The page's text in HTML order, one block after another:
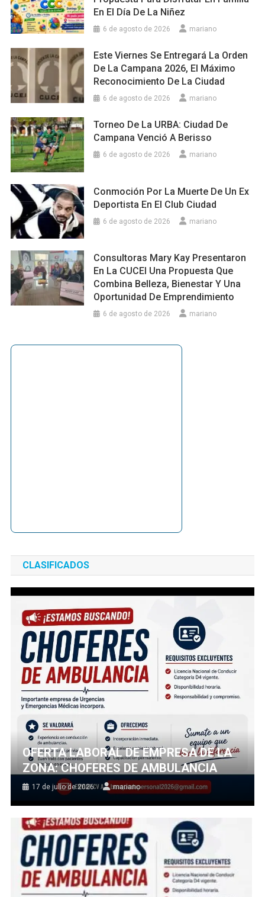
En El Día De La Niñez
6 de agosto de 2026 mariano
Este Viernes Se Entregará La Orden
De La Campana 2026, El Máximo
Reconocimiento De La Ciudad
6 de agosto de 2026 mariano
Torneo De La URBA: Ciudad De
Campana Venció A Berisso
6 de agosto de 2026 mariano
Conmoción Por La Muerte De Un Ex
Deportista En El Club Ciudad
6 de agosto de 2026 mariano
Consultoras Mary Kay Presentaron
En La CUCEI Una Propuesta Que
Combina Belleza, Bienestar Y Una
Oportunidad De Emprendimiento
6 de agosto de 2026 mariano
CLASIFICADOS
OFERTA LABORAL DE EMPRESA DE LA
ZONA: CHOFERES DE AMBULANCIA
17 de julio de 2026 mariano